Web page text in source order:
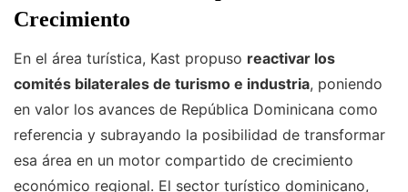
Crecimiento
En el área turística, Kast propuso reactivar los
comités bilaterales de turismo e industria, poniendo
en valor los avances de República Dominicana como
referencia y subrayando la posibilidad de transformar
esa área en un motor compartido de crecimiento
económico regional. El sector turístico dominicano,